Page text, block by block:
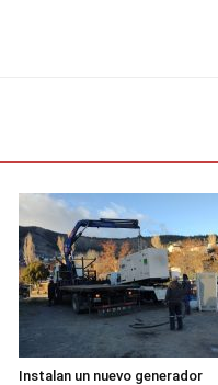
Instalan un nuevo generador